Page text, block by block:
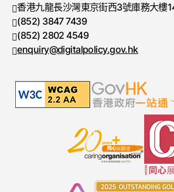
香港九龍長沙灣東京街西3號庫務大樓
電話號碼
(852) 3847 7439
傳真號碼
(852) 2802 4549
enquiry@digitalpolicy.gov.hk